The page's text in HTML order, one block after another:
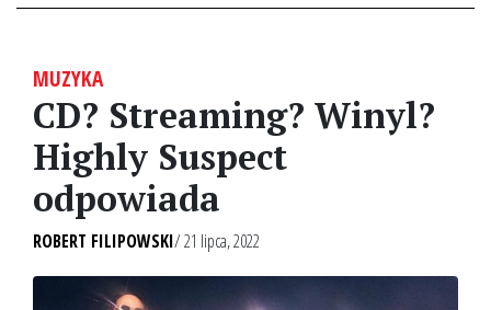
MUZYKA
CD? Streaming? Winyl?
Highly Suspect
odpowiada
ROBERT FILIPOWSKI/ 21 lipca, 2022